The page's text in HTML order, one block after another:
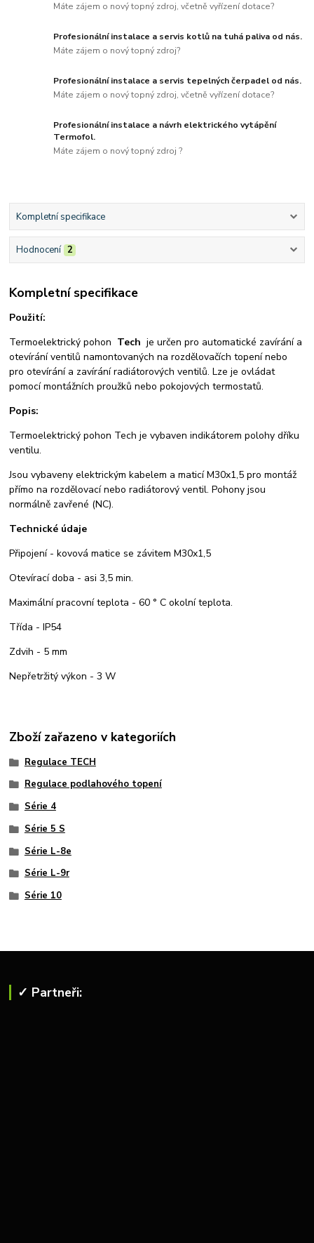
Máte zájem o nový topný zdroj, včetně vyřízení dotace?
Profesionální instalace a servis kotlů na tuhá paliva od nás.
Máte zájem o nový topný zdroj?
Profesionální instalace a servis tepelných čerpadel od nás.
Máte zájem o nový topný zdroj, včetně vyřízení dotace?
Profesionální instalace a návrh elektrického vytápění
Termofol.
Máte zájem o nový topný zdroj ?
Kompletní specifikace
Hodnocení 2
Kompletní specifikace
Použití:
Termoelektrický pohon Tech je určen pro automatické zavírání a
otevírání ventilů namontovaných na rozdělovačích topení nebo
pro otevírání a zavírání radiátorových ventilů. Lze je ovládat
pomocí montážních proužků nebo pokojových termostatů.
Popis:
Termoelektrický pohon Tech je vybaven indikátorem polohy dříku
ventilu.
Jsou vybaveny elektrickým kabelem a maticí M30x1,5 pro montáž
přímo na rozdělovací nebo radiátorový ventil. Pohony jsou
normálně zavřené (NC).
Technické údaje
Připojení - kovová matice se závitem M30x1,5
Otevírací doba - asi 3,5 min.
Maximální pracovní teplota - 60 ° C okolní teplota.
Třída - IP54
Zdvih - 5 mm
Nepřetržitý výkon - 3 W
Zboží zařazeno v kategoriích
Regulace TECH
Regulace podlahového topení
Série 4
Série 5 S
Série L-8e
Série L-9r
Série 10
✓ Partneři: